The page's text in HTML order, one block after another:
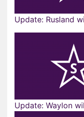
Update: Rusland
Update: Waylon